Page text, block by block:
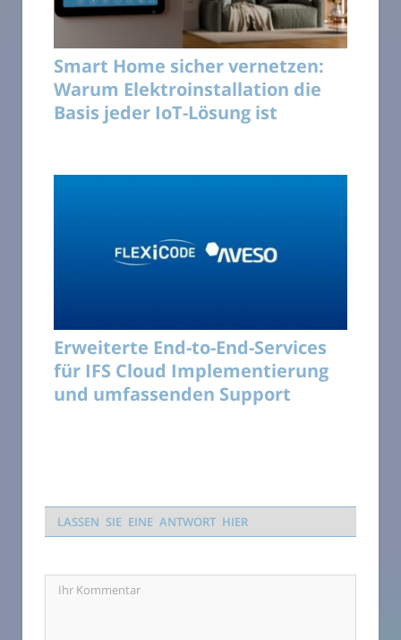
Smart Home sicher vernetzen:
Warum Elektroinstallation die
Basis jeder IoT-Lösung ist
Erweiterte End-to-End-Services
für IFS Cloud Implementierung
und umfassenden Support
LASSEN SIE EINE ANTWORT HIER